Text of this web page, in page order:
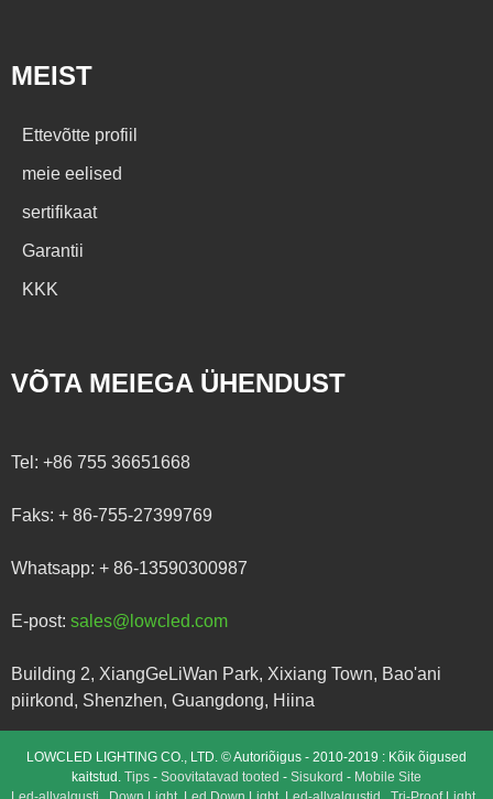
MEIST
Ettevõtte profiil
meie eelised
sertifikaat
Garantii
KKK
VÕTA MEIEGA ÜHENDUST
Tel: +86 755 36651668
Faks: + 86-755-27399769
Whatsapp: + 86-13590300987
E-post: sales@lowcled.com
Building 2, XiangGeLiWan Park, Xixiang Town, Bao'ani
piirkond, Shenzhen, Guangdong, Hiina
LOWCLED LIGHTING CO., LTD. © Autoriõigus - 2010-2019 : Kõik õigused
kaitstud. Tips - Soovitatavad tooted - Sisukord - Mobile Site